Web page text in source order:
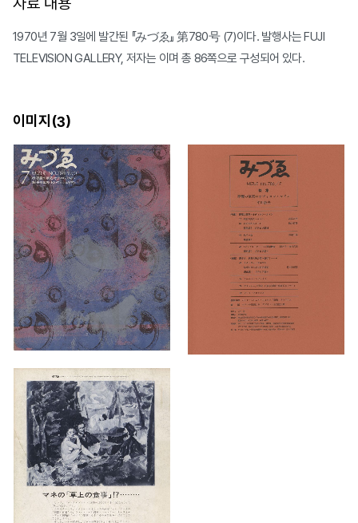
1970년 7월 3일에 발간된 『みづゑ』 第780号 (7)이다. 발행사는 FUJI
TELEVISION GALLERY, 저자는 이며 총 86쪽으로 구성되어 있다.
이미지(3)